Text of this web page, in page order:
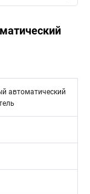
автоматический